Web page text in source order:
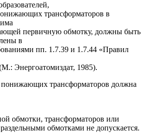
трансформаторов в
первичную обмотку, должны быть
в
пп. 1.7.39 и 1.7.44 «Правил
Энергоатомиздат, 1985).
понижающих трансформаторов должна
обмотки, трансформаторов или
обмотками не допускается.